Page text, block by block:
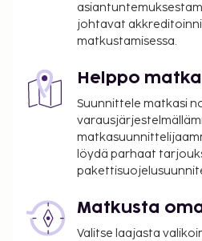
johtavat
matkustamisessa.
Helppo
Suunnittele matkasi
löydä parhaat
Matkusta
Valitse laajasta